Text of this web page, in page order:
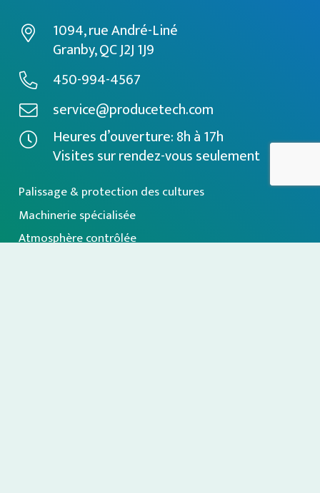
1094, rue André-Liné
Granby, QC J2J 1J9
450-994-4567
service@producetech.com
Heures d’ouverture: 8h à 17h
Visites sur rendez-vous seulement
Palissage & protection des cultures
Machinerie spécialisée
Atmosphère contrôlée